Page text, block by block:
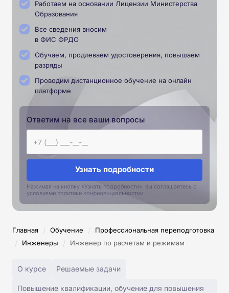
Работаем на основании Лицензии Министерства
Образования
Все сведения вносим
в ФИС ФРДО
Обучаем, продлеваем удостоверения, повышаем
разряды
Проводим дистанционное обучение на онлайн
платформе
Ответим на все ваши вопросы
Узнать подробности
Нажимая на кнопку «Узнать подробности», вы соглашаетесь с
условиями политики конфиденциальностии
Главная / Обучение / Профессиональная переподготовка
/ Инженеры / Инженер по расчетам и режимам
О курсе Решаемые задачи
Повышение квалификации, обучение для повышения